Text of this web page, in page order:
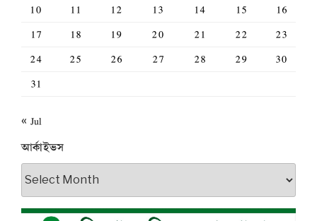
10
11 12 13 14 15
16
17
18 19 20 21 22
23
24
25 26 27 28 29
30
31
« Jul
আর্কাইভস
আর্কাইভস